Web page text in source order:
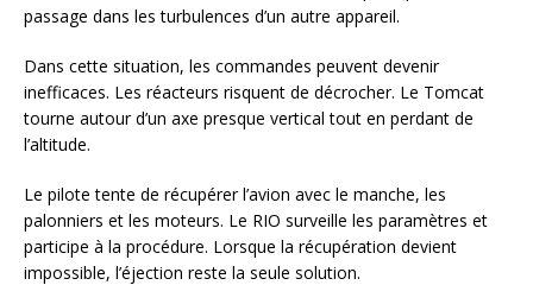
passage dans les turbulences d’un autre appareil.
Dans cette situation, les commandes peuvent devenir
inefficaces. Les réacteurs risquent de décrocher. Le Tomcat
tourne autour d’un axe presque vertical tout en perdant de
l’altitude.
Le pilote tente de récupérer l’avion avec le manche, les
palonniers et les moteurs. Le RIO surveille les paramètres et
participe à la procédure. Lorsque la récupération devient
impossible, l’éjection reste la seule solution.